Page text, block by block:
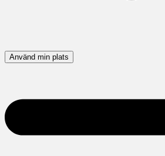
Använd min plats